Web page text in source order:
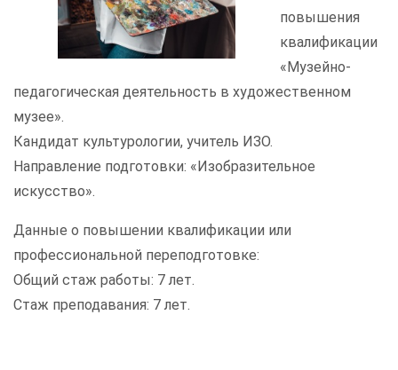
повышения
квалификации
«Музейно-
педагогическая деятельность в художественном
музее».
Кандидат культурологии, учитель ИЗО.
Направление подготовки: «Изобразительное
искусство».
Данные о повышении квалификации или
профессиональной переподготовке:
Общий стаж работы: 7 лет.
Стаж преподавания: 7 лет.